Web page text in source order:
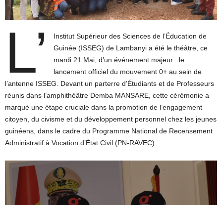
L’
Institut Supérieur des Sciences de l’Éducation de
Guinée (ISSEG) de Lambanyi a été le théâtre, ce
mardi 21 Mai, d’un événement majeur : le
lancement officiel du mouvement 0+ au sein de
l’antenne ISSEG. Devant un parterre d’Étudiants et de Professeurs
réunis dans l’amphithéâtre Demba MANSARE, cette cérémonie a
marqué une étape cruciale dans la promotion de l’engagement
citoyen, du civisme et du développement personnel chez les jeunes
guinéens, dans le cadre du Programme National de Recensement
Administratif à Vocation d’État Civil (PN-RAVEC).